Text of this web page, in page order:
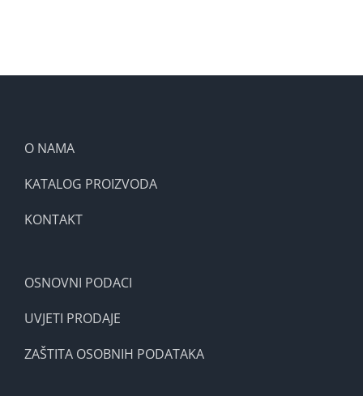
O NAMA
KATALOG PROIZVODA
KONTAKT
OSNOVNI PODACI
UVJETI PRODAJE
ZAŠTITA OSOBNIH PODATAKA